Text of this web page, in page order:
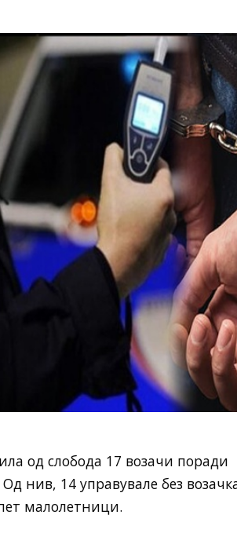
од слобода 17 возачи поради
нив, 14 управувале без
малолетници.